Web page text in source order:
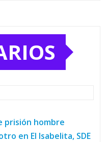
prisión hombre
en El Isabelita, SDE